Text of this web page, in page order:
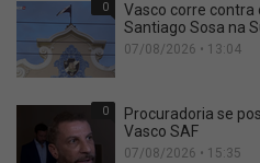
0
Vasco corre
Santiago Sosa na
07/08/2026 • 13:04
0
Procuradoria se
Vasco SAF
07/08/2026 • 15:35